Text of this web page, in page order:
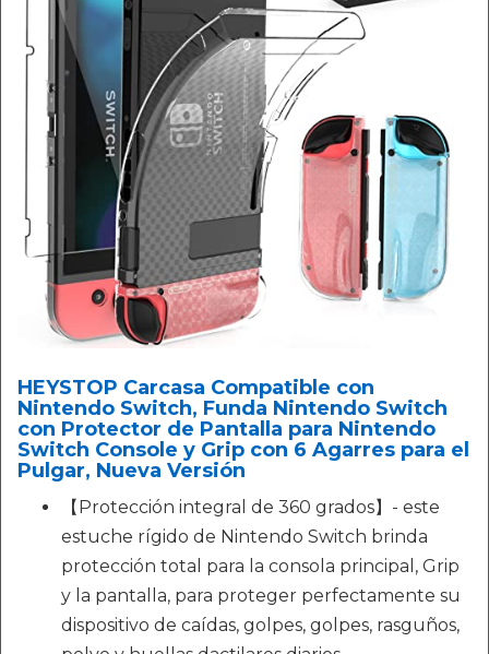
HEYSTOP Carcasa Compatible con
Nintendo Switch, Funda Nintendo Switch
con Protector de Pantalla para Nintendo
Switch Console y Grip con 6 Agarres para el
Pulgar, Nueva Versión
【Protección integral de 360 grados】- este
estuche rígido de Nintendo Switch brinda
protección total para la consola principal, Grip
y la pantalla, para proteger perfectamente su
dispositivo de caídas, golpes, golpes, rasguños,